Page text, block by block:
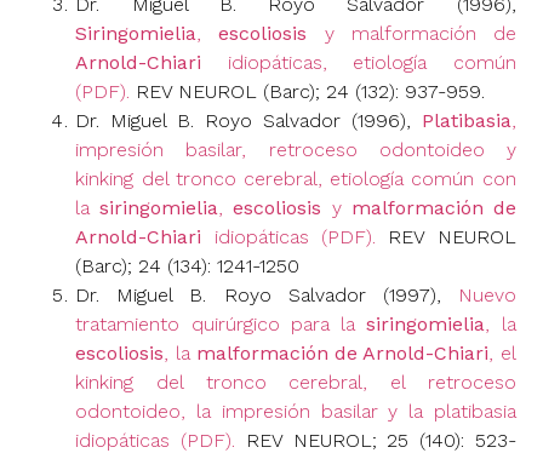
Siringomielia,escoliosis y malformación de
Arnold-Chiari idiopáticas, etiología común
(PDF). REV NEUROL (Barc); 24 (132): 937-959.
Dr. Miguel B. Royo Salvador (1996), Platibasia,
impresión basilar, retroceso odontoideo y
kinking del tronco cerebral, etiología común con
lasiringomielia,escoliosis y malformación de
Arnold-Chiari idiopáticas (PDF). REV NEUROL
(Barc); 24 (134): 1241-1250
Dr. Miguel B. Royo Salvador (1997),
Nuevo
tratamiento quirúrgico para lasiringomielia, la
escoliosis, la malformación de Arnold-Chiari, el
kinking del tronco cerebral, el retroceso
odontoideo, la impresión basilar y la platibasia
idiopáticas (PDF). REV NEUROL; 25 (140): 523-